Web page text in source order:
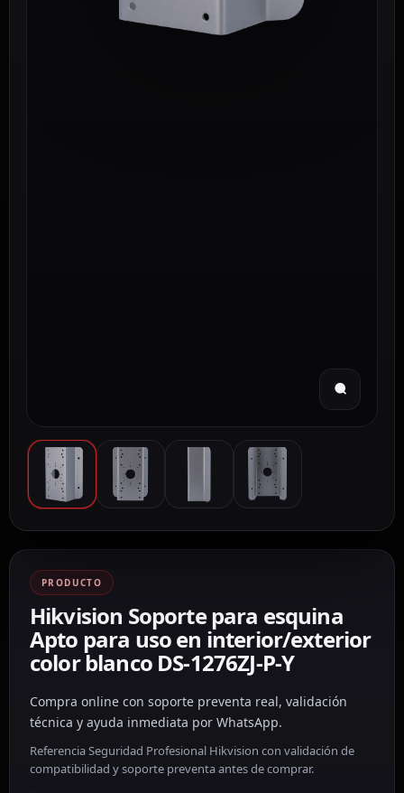
PRODUCTO
Hikvision Soporte para esquina
Apto para uso en interior/exterior
color blanco DS-1276ZJ-P-Y
Compra online con soporte preventa real, validación
técnica y ayuda inmediata por WhatsApp.
Referencia Seguridad Profesional Hikvision con validación de
compatibilidad y soporte preventa antes de comprar.